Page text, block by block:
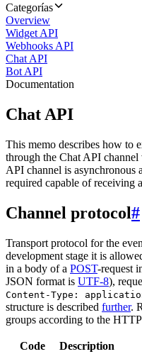
Categorías
Overview
Widget API
Webhooks API
Chat API
Bot API
Documentation
Chat API
This memo describes how to
through the Chat API
API channel is asynchronous
required capable of receiving
Channel protocol#
Transport protocol for the
development stage it is
in a body of a POST-request
JSON format is UTF-8),
Content-Type:
structure is described further.
groups according to the
Code Description